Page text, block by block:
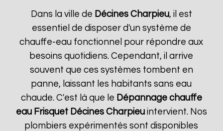
Dans la ville de Décines Charpieu, il est
essentiel de disposer d'un système de
chauffe-eau fonctionnel pour répondre aux
besoins quotidiens. Cependant, il arrive
souvent que ces systèmes tombent en
panne, laissant les habitants sans eau
chaude. C'est là que le Dépannage chauffe
eau Frisquet Décines Charpieuintervient. Nos
plombiers expérimentés sont disponibles